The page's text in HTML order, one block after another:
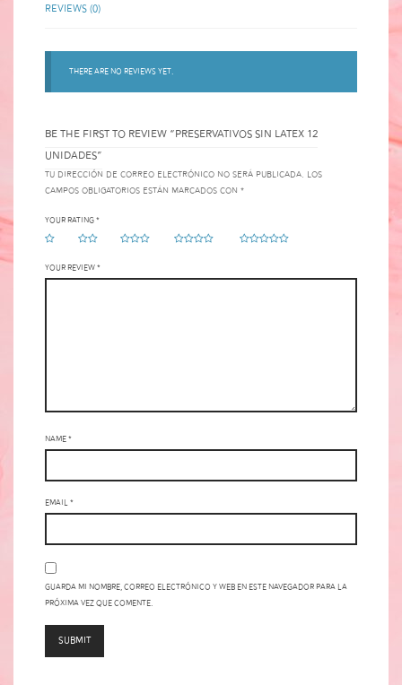
Reviews (0)
There are no reviews yet.
BE THE FIRST TO REVIEW “PRESERVATIVOS SIN LATEX 12
UNIDADES”
Tu dirección de correo electrónico no será publicada. Los
campos obligatorios están marcados con *
Your rating*
Your review*
Name*
Email*
Guarda mi nombre, correo electrónico y web en este navegador para la
próxima vez que comente.